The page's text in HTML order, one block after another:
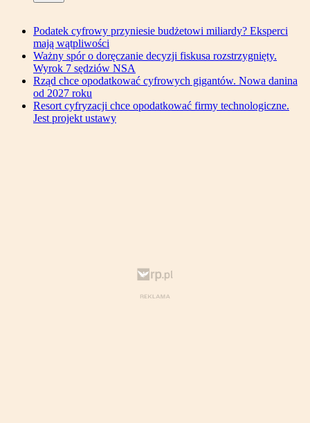
Podatek cyfrowy przyniesie budżetowi miliardy? Eksperci
mają wątpliwości
Ważny spór o doręczanie decyzji fiskusa rozstrzygnięty.
Wyrok 7 sędziów NSA
Rząd chce opodatkować cyfrowych gigantów. Nowa danina
od 2027 roku
Resort cyfryzacji chce opodatkować firmy technologiczne.
Jest projekt ustawy